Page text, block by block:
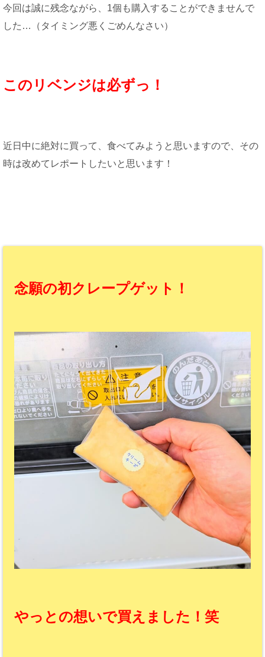
今回は誠に残念ながら、1個も購入することができませんで
した…（タイミング悪くごめんなさい）
このリベンジは必ずっ！
近日中に絶対に買って、食べてみようと思いますので、その
時は改めてレポートしたいと思います！
念願の初クレープゲット！
やっとの想いで買えました！笑